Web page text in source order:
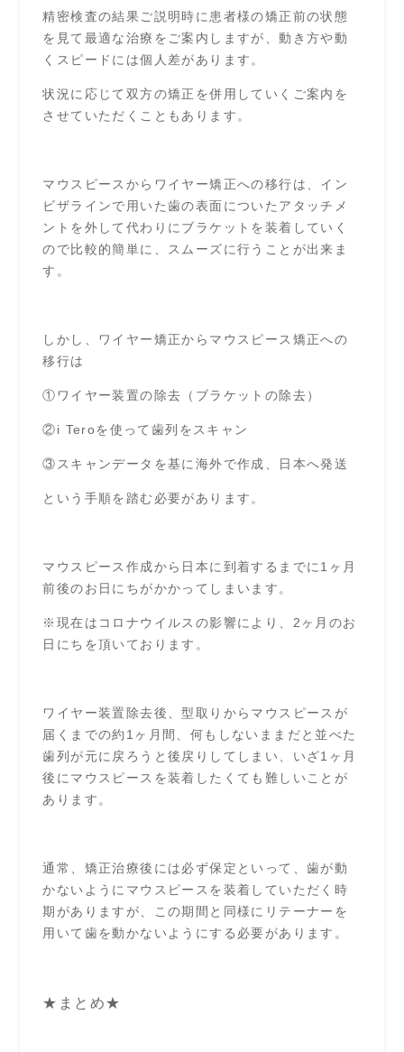
精密検査の結果ご説明時に患者様の矯正前の状態
を見て最適な治療をご案内しますが、動き方や動
くスピードには個人差があります。
状況に応じて双方の矯正を併用していくご案内を
させていただくこともあります。
マウスピースからワイヤー矯正への移行は、イン
ビザラインで用いた歯の表面についたアタッチメ
ントを外して代わりにブラケットを装着していく
ので比較的簡単に、スムーズに行うことが出来ま
す。
しかし、ワイヤー矯正からマウスピース矯正への
移行は
①ワイヤー装置の除去（ブラケットの除去）
②i Teroを使って歯列をスキャン
③スキャンデータを基に海外で作成、日本へ発送
という手順を踏む必要があります。
マウスピース作成から日本に到着するまでに1ヶ月
前後のお日にちがかかってしまいます。
※現在はコロナウイルスの影響により、2ヶ月のお
日にちを頂いております。
ワイヤー装置除去後、型取りからマウスピースが
届くまでの約1ヶ月間、何もしないままだと並べた
歯列が元に戻ろうと後戻りしてしまい、いざ1ヶ月
後にマウスピースを装着したくても難しいことが
あります。
通常、矯正治療後には必ず保定といって、歯が動
かないようにマウスピースを装着していただく時
期がありますが、この期間と同様にリテーナーを
用いて歯を動かないようにする必要があります。
★まとめ★